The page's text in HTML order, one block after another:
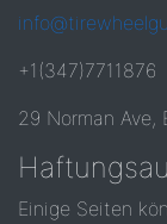
+1(347)7711876
29 Norman Ave,
Einige Seiten